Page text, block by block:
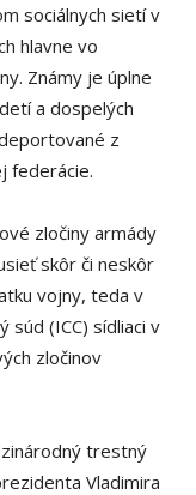
sociálnych sietí v
hlavne vo
Známy je úplne
a dospelých
z
federácie.
zločiny armády
skôr či neskôr
vojny, teda v
súd (ICC) sídliaci v
zločinov
trestný
Vladimira